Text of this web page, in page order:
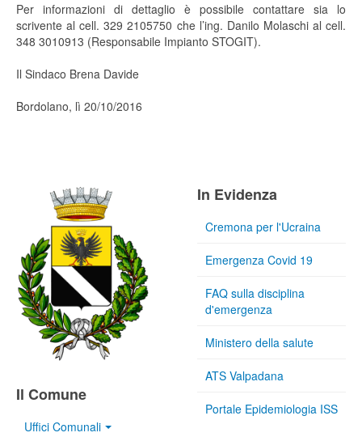
Per informazioni di dettaglio è possibile contattare sia lo
scrivente al cell. 329 2105750 che l’ing. Danilo Molaschi al cell.
348 3010913 (Responsabile Impianto STOGIT).
Il Sindaco Brena Davide
Bordolano, lì 20/10/2016
Il Comune
Uffici Comunali
In Evidenza
Cremona per l'Ucraina
Emergenza Covid 19
FAQ sulla disciplina
d'emergenza
Ministero della salute
ATS Valpadana
Portale Epidemiologia ISS